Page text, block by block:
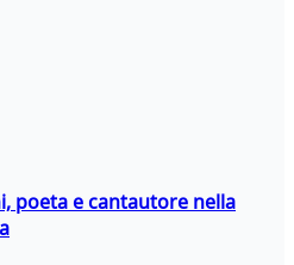
poeta e cantautore nella